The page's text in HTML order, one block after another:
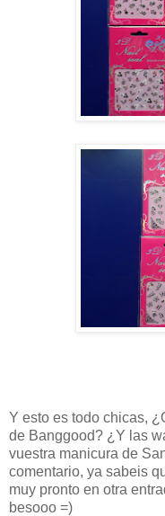
Y esto es todo chicas,
de Banggood? ¿Y las
vuestra manicura de
comentario, ya sabeis
muy pronto en otra
besooo =)